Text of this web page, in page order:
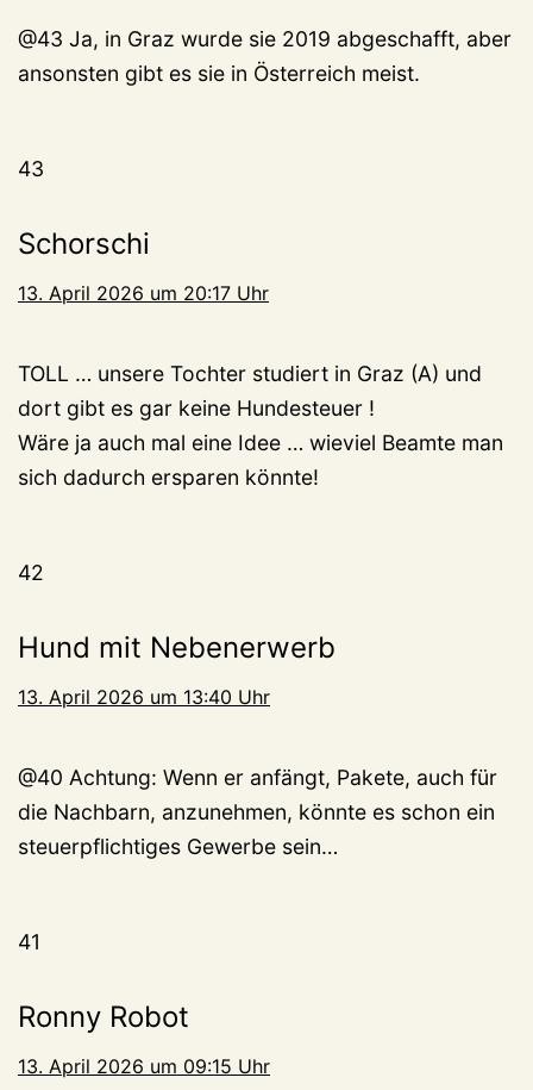
@43 Ja, in Graz wurde sie 2019 abgeschafft, aber
ansonsten gibt es sie in Österreich meist.
43
Schorschi
13. April 2026 um 20:17 Uhr
TOLL … unsere Tochter studiert in Graz (A) und
dort gibt es gar keine Hundesteuer !
Wäre ja auch mal eine Idee … wieviel Beamte man
sich dadurch ersparen könnte!
42
Hund mit Nebenerwerb
13. April 2026 um 13:40 Uhr
@40 Achtung: Wenn er anfängt, Pakete, auch für
die Nachbarn, anzunehmen, könnte es schon ein
steuerpflichtiges Gewerbe sein…
41
Ronny Robot
13. April 2026 um 09:15 Uhr